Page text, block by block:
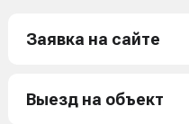
Заявка на сайте
Выезд на объект